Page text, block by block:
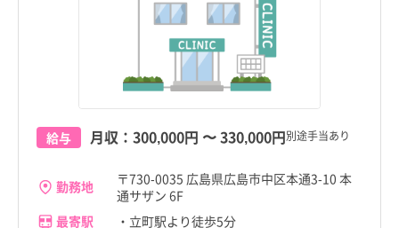
給与 月収： 300,000円 〜330,000円別途手当あり
勤務地
〒730-0035 広島県広島市中区本通3-10 本
通サザン 6F
最寄駅
・立町駅より徒歩5分